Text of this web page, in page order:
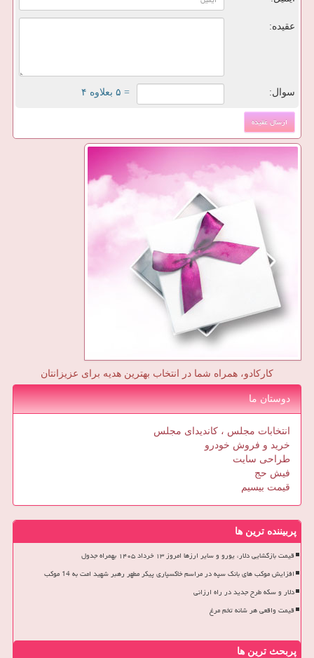
عقیده:
سوال: = ۵ بعلاوه ۴
کارکادو، همراه شما در انتخاب بهترین هدیه برای عزیزانتان
دوستان ما
انتخابات مجلس ، کاندیدای مجلس
خرید و فروش خودرو
طراحی سایت
فیش حج
قیمت بیسیم
پربیننده ترین ها
قیمت بازگشایی دلار، یورو و سایر ارزها امروز ۱۳ خرداد ۱۴۰۵ بهمراه جدول
افزایش موکب های بانک سپه در مراسم خاکسپاری پیکر مطهر رهبر شهید امت به 14 موکب
دلار و سکه طرح جدید در راه ارزانی
قیمت واقعی هر شانه تخم مرغ
پربحث ترین ها